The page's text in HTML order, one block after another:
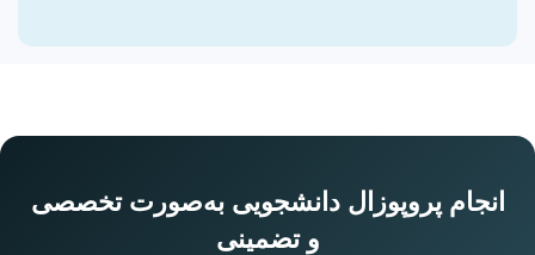
انجام پروپوزال دانشجویی به‌صورت تخصصی
و تضمینی